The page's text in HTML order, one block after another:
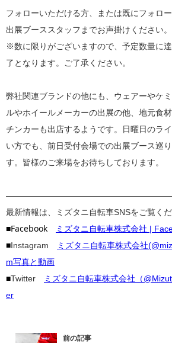
フォローいただける方、または既にフォロ
出展ブーススタッフまでお声掛けください。
※数に限りがございますので、予定数量に
了となります。ご了承ください。
弊社関連ブランドの他にも、ウェアーやケ
ルやホイールメーカーの出展の他、地元食
チンカーも出店するようです。日曜日のラ
い方でも、前日受付会場での出展ブース巡
す。皆様のご来場をお待ちしております。
————————————————————
最新情報は、ミズタニ自転車SNSをご覧くだ
■Facebook ミズタニ自転車株式会社 |
■Instagram
ミズタニ自転車株式会社
m写真と動画
■Twitter
ミズタニ自転車株式会社（
er
前の記事